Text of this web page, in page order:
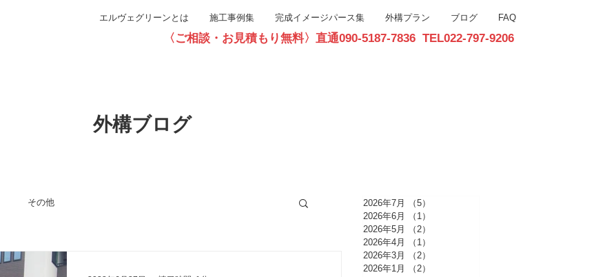
エルヴェグリーンとは 施工事例集 完成イメージパース集 外構プラン ブログ FAQ
〈ご相談・お見積もり無料〉直通090-5187-7836 TEL022-797-9206
外構ブログ
その他 2026年7月 （5）
2026年6月
（1）
2026年5月
（2）
2026年4月
（1）
2026年3月
（2）
2026年1月
（2）